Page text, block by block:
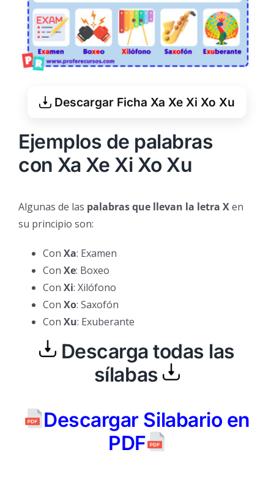
Descargar Ficha Xa Xe Xi Xo Xu
Ejemplos de palabras
con Xa Xe Xi Xo Xu
Algunas de las palabras que llevan la letra Xen
su principio son:
Con Xa: Examen
Con Xe: Boxeo
Con Xi: Xilófono
Con Xo: Saxofón
Con Xu: Exuberante
Descarga todas las
sílabas
Descargar Silabario en
PDF